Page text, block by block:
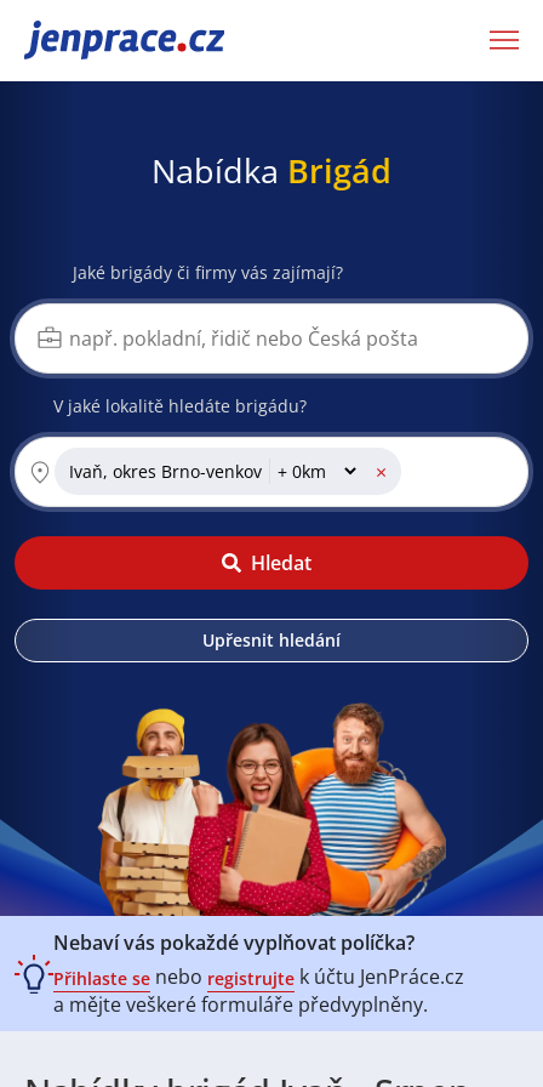
JenPráce.cz
Nabídka Brigád
Jaké brigády či firmy vás zajímají?
V jaké lokalitě hledáte brigádu?
Ivaň, okres Brno-venkov ×
Hledat
Upřesnit hledání
Nebaví vás pokaždé vyplňovat políčka?
Přihlaste se nebo registrujte k účtu JenPráce.cz
a mějte veškeréformuláře předvyplněny.